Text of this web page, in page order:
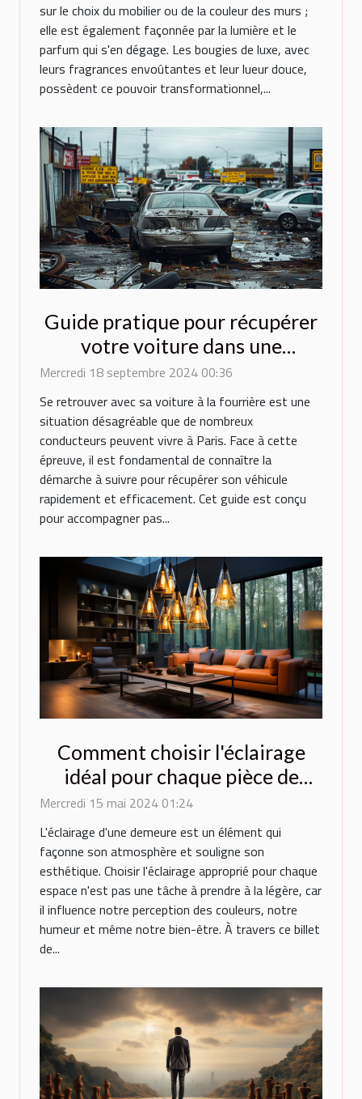
sur le choix du mobilier ou de la couleur des murs ;
elle est également façonnée par la lumière et le
parfum qui s'en dégage. Les bougies de luxe, avec
leurs fragrances envoûtantes et leur lueur douce,
possèdent ce pouvoir transformationnel,...
Guide pratique pour récupérer
votre voiture dans une
fourrière parisienne
Mercredi 18 septembre 2024 00:36
Se retrouver avec sa voiture à la fourrière est une
situation désagréable que de nombreux
conducteurs peuvent vivre à Paris. Face à cette
épreuve, il est fondamental de connaître la
démarche à suivre pour récupérer son véhicule
rapidement et efficacement. Cet guide est conçu
pour accompagner pas...
Comment choisir l'éclairage
idéal pour chaque pièce de
votre maison : conseils
pratiques et tendances
actuelles
Mercredi 15 mai 2024 01:24
L'éclairage d'une demeure est un élément qui
façonne son atmosphère et souligne son
esthétique. Choisir l'éclairage approprié pour chaque
espace n'est pas une tâche à prendre à la légère, car
il influence notre perception des couleurs, notre
humeur et même notre bien-être. À travers ce billet
de...